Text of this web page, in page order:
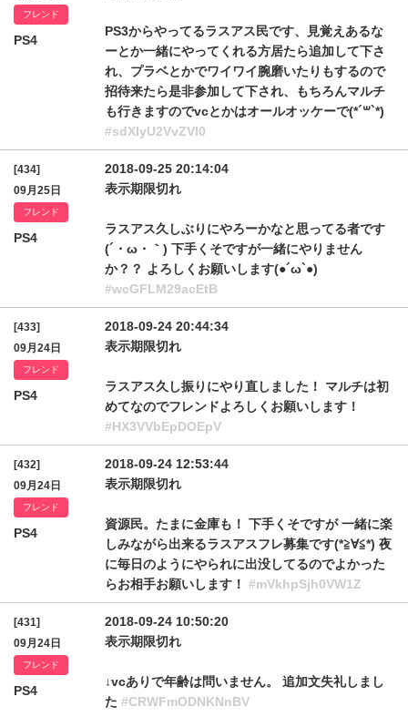
フレンド
PS4
PS3からやってるラスアス民です、見覚えあるな
ーとか一緒にやってくれる方居たら追加して下さ
れ、プラベとかでワイワイ腕磨いたりもするので
招待来たら是非参加して下され、もちろんマルチ
も行きますのでvcとかはオールオッケーで(*´꒳`*)
#sdXIyU2VvZVI0
[434]
09月25日
フレンド
PS4
2018-09-25 20:14:04
表示期限切れ
ラスアス久しぶりにやろーかなと思ってる者です
(´・ω・｀) 下手くそですが一緒にやりません
か？？ よろしくお願いします(●´ω`●)
#wcGFLM29acEtB
[433]
09月24日
フレンド
PS4
2018-09-24 20:44:34
表示期限切れ
ラスアス久し振りにやり直しました！ マルチは初
めてなのでフレンドよろしくお願いします！
#HX3VVbEpDOEpV
[432]
09月24日
フレンド
PS4
2018-09-24 12:53:44
表示期限切れ
資源民。たまに金庫も！ 下手くそですが 一緒に楽
しみながら出来るラスアスフレ募集です(*≧∀≦*) 夜
に毎日のようにやられに出没してるのでよかった
らお相手お願いします！ #mVkhpSjh0VW1Z
[431]
09月24日
フレンド
PS4
2018-09-24 10:50:20
表示期限切れ
↓vcありで年齢は問いません。 追加文失礼しまし
た #CRWFmODNKNnBV